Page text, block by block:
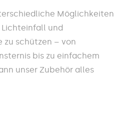
Möglichkeiten
Lichteinfall und
zu schützen – von
bis zu einfachem
unser Zubehör alles